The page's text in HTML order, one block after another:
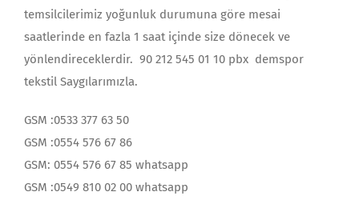
temsilcilerimiz yoğunluk durumuna göre mesai
saatlerinde en fazla 1 saat içinde size dönecek ve
yönlendireceklerdir. 90 212 545 01 10 pbx demspor
tekstil Saygılarımızla.
GSM :0533 377 63 50
GSM :0554 576 67 86
GSM: 0554 576 67 85 whatsapp
GSM :0549 810 02 00 whatsapp